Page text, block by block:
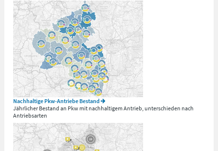
Nachhaltige Pkw-Antriebe Bestand
Jährlicher Bestand an Pkw mit nachhaltigem Antrieb, unterschieden nach
Antriebsarten